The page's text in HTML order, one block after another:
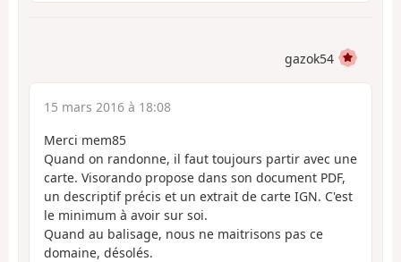
gazok54
15 mars 2016 à 18:08
Merci mem85
Quand on randonne, il faut toujours partir avec une
carte. Visorando propose dans son document PDF,
un descriptif précis et un extrait de carte IGN. C'est
le minimum à avoir sur soi.
Quand au balisage, nous ne maitrisons pas ce
domaine, désolés.